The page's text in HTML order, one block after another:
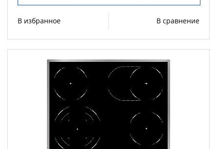
В избранное В сравнение